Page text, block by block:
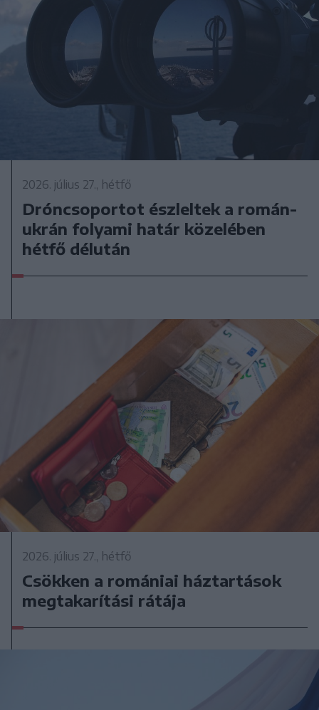
2026. július 27., hétfő
Dróncsoportot észleltek a román-
ukrán folyami határ közelében
hétfő délután
2026. július 27., hétfő
Csökken a romániai háztartások
megtakarítási rátája